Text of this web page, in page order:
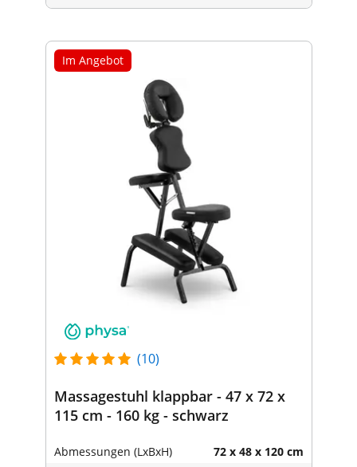
Im Angebot
(10)
Massagestuhl klappbar - 47 x 72 x
115 cm - 160 kg - schwarz
Abmessungen (LxBxH) 72 x 48 x 120 cm